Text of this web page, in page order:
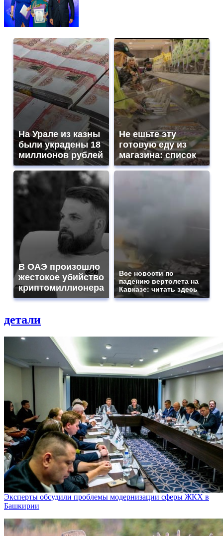
На Урале из казны
были украдены 18
миллионов рублей
Не ешьте эту
готовую еду из
магазина: список
В ОАЭ произошло
жестокое убийство
криптомиллионера
Все новости по
падению вертолета на
Кавказе: читать здесь
детали
Эксперты обсудили проблемы модернизации сферы ЖКХ в
Башкирии